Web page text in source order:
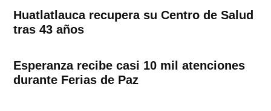
Huatlatlauca recupera su Centro de Salud
tras 43 años
Esperanza recibe casi 10 mil atenciones
durante Ferias de Paz